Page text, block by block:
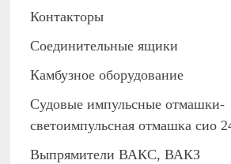
Контакторы
Соединительные ящики
Камбузное оборудование
Судовые импульсные отмашки-
светоимпульсная отмашка сио
Выпрямители ВАКС, ВАКЗ